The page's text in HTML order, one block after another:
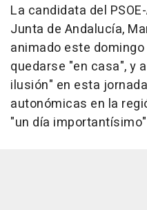
La candidata del
Junta de Andalucía,
animado este
quedarse "en casa", y
ilusión" en esta
autonómicas en la
"un día